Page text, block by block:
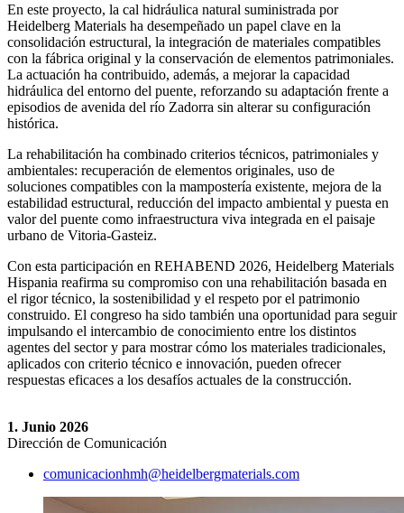
En este proyecto, la cal hidráulica natural suministrada por
Heidelberg Materials ha desempeñado un papel clave en la
consolidación estructural, la integración de materiales compatibles
con la fábrica original y la conservación de elementos patrimoniales.
La actuación ha contribuido, además, a mejorar la capacidad
hidráulica del entorno del puente, reforzando su adaptación frente a
episodios de avenida del río Zadorra sin alterar su configuración
histórica.
La rehabilitación ha combinado criterios técnicos, patrimoniales y
ambientales: recuperación de elementos originales, uso de
soluciones compatibles con la mampostería existente, mejora de la
estabilidad estructural, reducción del impacto ambiental y puesta en
valor del puente como infraestructura viva integrada en el paisaje
urbano de Vitoria-Gasteiz.
Con esta participación en REHABEND 2026, Heidelberg Materials
Hispania reafirma su compromiso con una rehabilitación basada en
el rigor técnico, la sostenibilidad y el respeto por el patrimonio
construido. El congreso ha sido también una oportunidad para seguir
impulsando el intercambio de conocimiento entre los distintos
agentes del sector y para mostrar cómo los materiales tradicionales,
aplicados con criterio técnico e innovación, pueden ofrecer
respuestas eficaces a los desafíos actuales de la construcción.
1. Junio 2026
Dirección de Comunicación
comunicacionhmh​@heidelbergmaterials.com